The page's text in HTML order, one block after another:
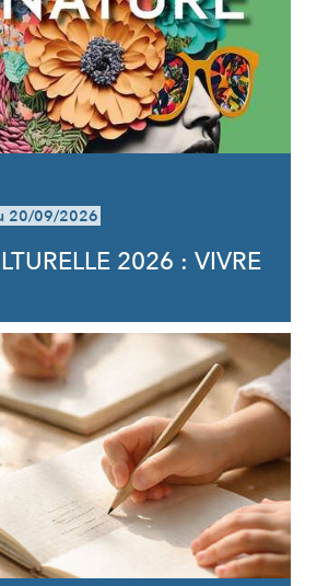
20/09/2026
2026 : VIVRE